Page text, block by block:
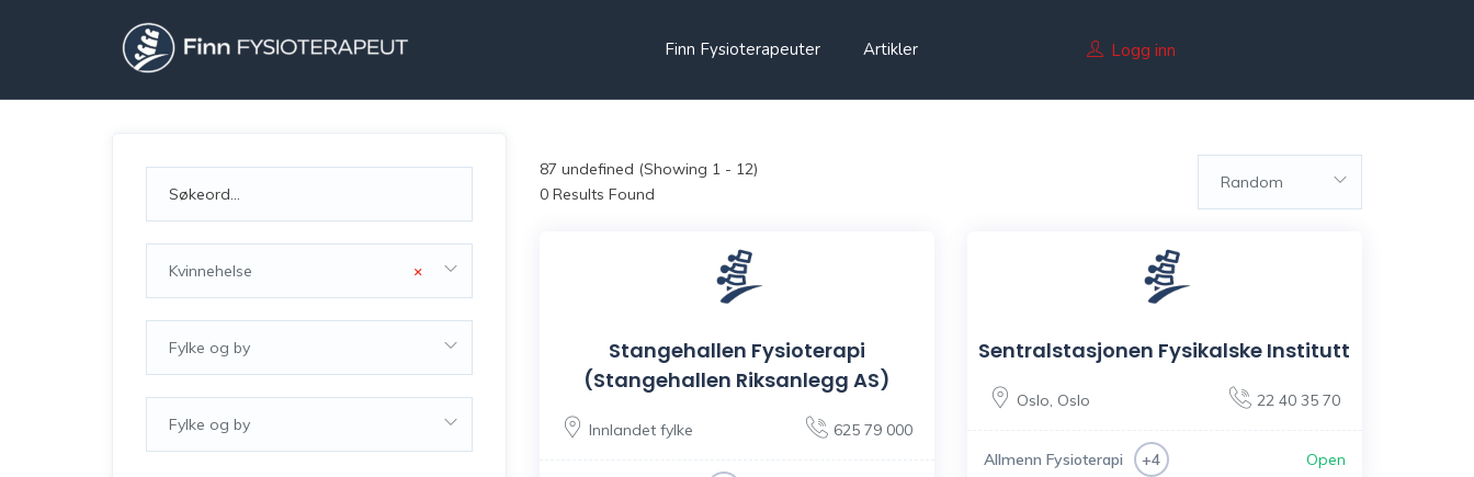
Finn Fysioterapeuter Artikler Logg inn
×
Kvinnehelse
Fylke og by
Fylke og by
87 undefined (Showing 1 - 12)
0 Results Found
Random
Stangehallen Fysioterapi
(Stangehallen Riksanlegg AS)
Innlandet fylke 625 79 000
Sentralstasjonen Fysikalske Institutt
Oslo, Oslo 22 40 35 70
Allmenn Fysioterapi +4 Open